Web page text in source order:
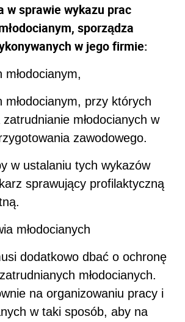
w sprawie wykazu prac
sporządza
w jego firmie:
młodocianym,
młodocianym, przy których
młodocianych w
zawodowego.
w ustalaniu tych wykazów
sprawujący profilaktyczną
młodocianych
dodatkowo dbać o ochronę
młodocianych.
na organizowaniu pracy i
w taki sposób, aby na